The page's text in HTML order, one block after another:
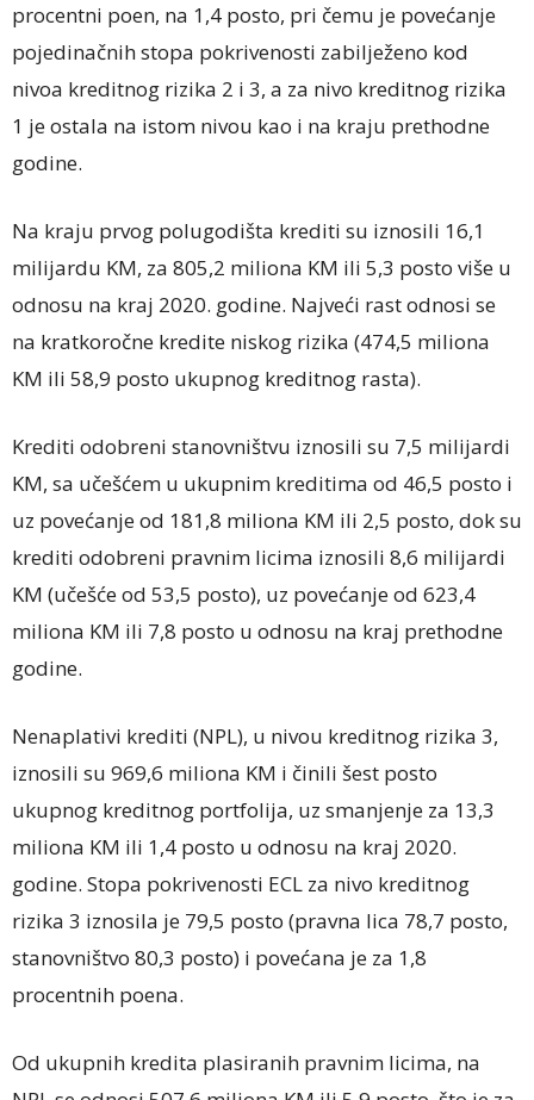
procentni poen, na 1,4 posto, pri čemu je povećanje
pojedinačnih stopa pokrivenosti zabilježeno kod
nivoa kreditnog rizika 2 i 3, a za nivo kreditnog rizika
1 je ostala na istom nivou kao i na kraju prethodne
godine.
Na kraju prvog polugodišta krediti su iznosili 16,1
milijardu KM, za 805,2 miliona KM ili 5,3 posto više u
odnosu na kraj 2020. godine. Najveći rast odnosi se
na kratkoročne kredite niskog rizika (474,5 miliona
KM ili 58,9 posto ukupnog kreditnog rasta).
Krediti odobreni stanovništvu iznosili su 7,5 milijardi
KM, sa učešćem u ukupnim kreditima od 46,5 posto i
uz povećanje od 181,8 miliona KM ili 2,5 posto, dok su
krediti odobreni pravnim licima iznosili 8,6 milijardi
KM (učešće od 53,5 posto), uz povećanje od 623,4
miliona KM ili 7,8 posto u odnosu na kraj prethodne
godine.
Nenaplativi krediti (NPL), u nivou kreditnog rizika 3,
iznosili su 969,6 miliona KM i činili šest posto
ukupnog kreditnog portfolija, uz smanjenje za 13,3
miliona KM ili 1,4 posto u odnosu na kraj 2020.
godine. Stopa pokrivenosti ECL za nivo kreditnog
rizika 3 iznosila je 79,5 posto (pravna lica 78,7 posto,
stanovništvo 80,3 posto) i povećana je za 1,8
procentnih poena.
Od ukupnih kredita plasiranih pravnim licima, na